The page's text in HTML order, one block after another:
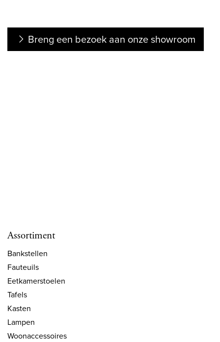
Assortiment
Bankstellen
Fauteuils
Eetkamerstoelen
Tafels
Kasten
Lampen
Woonaccessoires
Breng een bezoek aan onze showroom